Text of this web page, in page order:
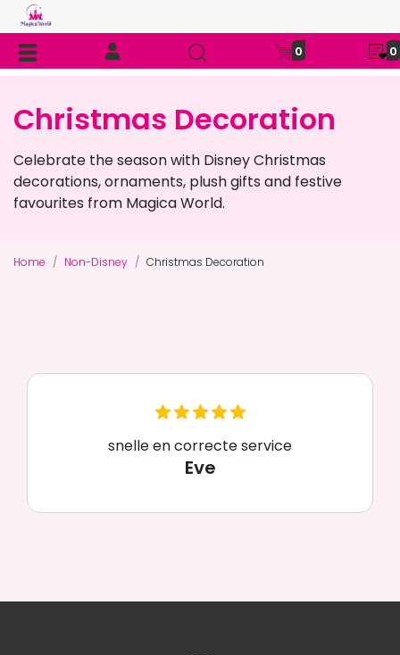
0 0
Christmas Decoration
Celebrate the season with Disney Christmas
decorations, ornaments, plush gifts and festive
favourites from Magica World.
Home Non-Disney Christmas Decoration
snelle en correcte service
Eve